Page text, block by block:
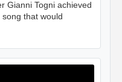
Gianni Togni achieved
that would